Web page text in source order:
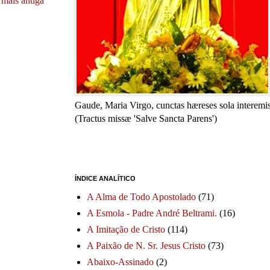
Gaude, Maria Virgo, cunctas hæreses sola
(Tractus missæ 'Salve Sancta Parens')
ÍNDICE ANALÍTICO
A Alma de Todo Apostolado (71)
A Esmola - Padre André Beltrami. (16)
A Imitação de Cristo (114)
A Paixão de N. Sr. Jesus Cristo (73)
Abaixo-Assinado (2)